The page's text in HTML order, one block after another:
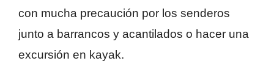
con mucha precaución por los senderos
junto a barrancos y acantilados o hacer una
excursión en kayak.